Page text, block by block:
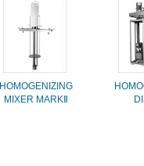
HOMOGENIZING
MIXER MARKⅡ